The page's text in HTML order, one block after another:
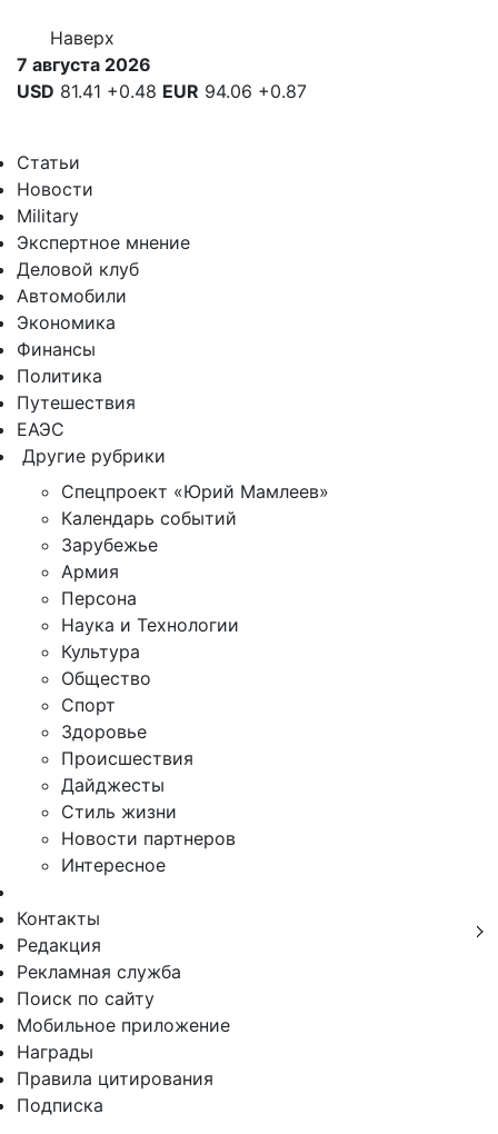
Наверх
7 августа 2026
USD 81.41 +0.48 EUR 94.06 +0.87
Статьи
Новости
Military
Экспертное мнение
Деловой клуб
Автомобили
Экономика
Финансы
Политика
Путешествия
ЕАЭС
Другие рубрики
Спецпроект «Юрий Мамлеев»
Календарь событий
Зарубежье
Армия
Персона
Наука и Технологии
Культура
Общество
Спорт
Здоровье
Происшествия
Дайджесты
Стиль жизни
Новости партнеров
Интересное
Контакты
Редакция
Рекламная служба
Поиск по сайту
Мобильное приложение
Награды
Правила цитирования
Подписка